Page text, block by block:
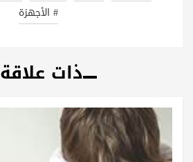
# الأجهزة
ذات علاقة